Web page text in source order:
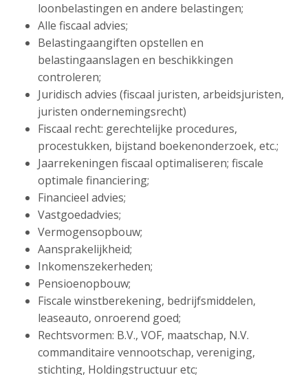
loonbelastingen en andere belastingen;
Alle fiscaal advies;
Belastingaangiften opstellen en
belastingaanslagen en beschikkingen
controleren;
Juridisch advies (fiscaal juristen, arbeidsjuristen,
juristen ondernemingsrecht)
Fiscaal recht: gerechtelijke procedures,
procestukken, bijstand boekenonderzoek, etc.;
Jaarrekeningen fiscaal optimaliseren; fiscale
optimale financiering;
Financieel advies;
Vastgoedadvies;
Vermogensopbouw;
Aansprakelijkheid;
Inkomenszekerheden;
Pensioenopbouw;
Fiscale winstberekening, bedrijfsmiddelen,
leaseauto, onroerend goed;
Rechtsvormen: B.V., VOF, maatschap, N.V.
commanditaire vennootschap, vereniging,
stichting, Holdingstructuur etc;